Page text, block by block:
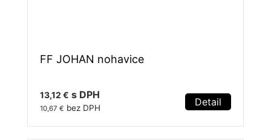
FF JOHAN nohavice
13,12 € s DPH
10,67 € bez DPH Detail